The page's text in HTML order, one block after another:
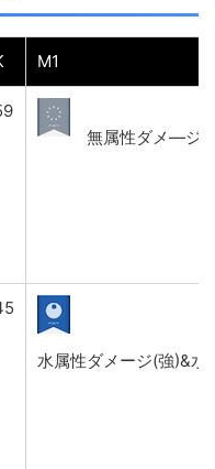
M1
無属性ダメ―ジ(
水属性ダメージ(強)&水